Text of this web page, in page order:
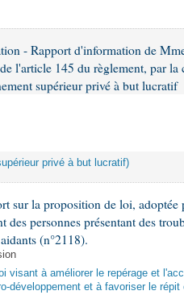
- Rapport d'information de
l'article 145 du règlement, par
supérieur privé à but lucratif
privé à but lucratif)
sur la proposition de loi,
des personnes présentant des
(n°2118).
visant à améliorer le repérage et
développement et à favoriser le